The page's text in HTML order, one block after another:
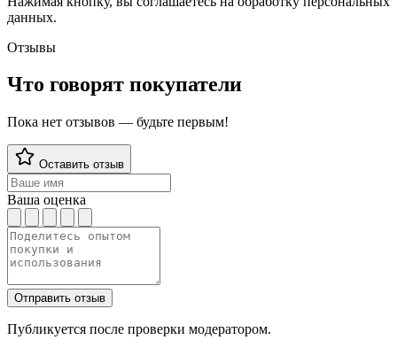
данных.
Отзывы
Что говорят покупатели
Пока нет отзывов — будьте первым!
Оставить отзыв
Ваша оценка
Отправить отзыв
Публикуется после проверки модератором.